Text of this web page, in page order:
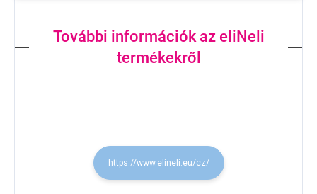
További információk az eliNeli
termékekről
https://www.elineli.eu/cz/